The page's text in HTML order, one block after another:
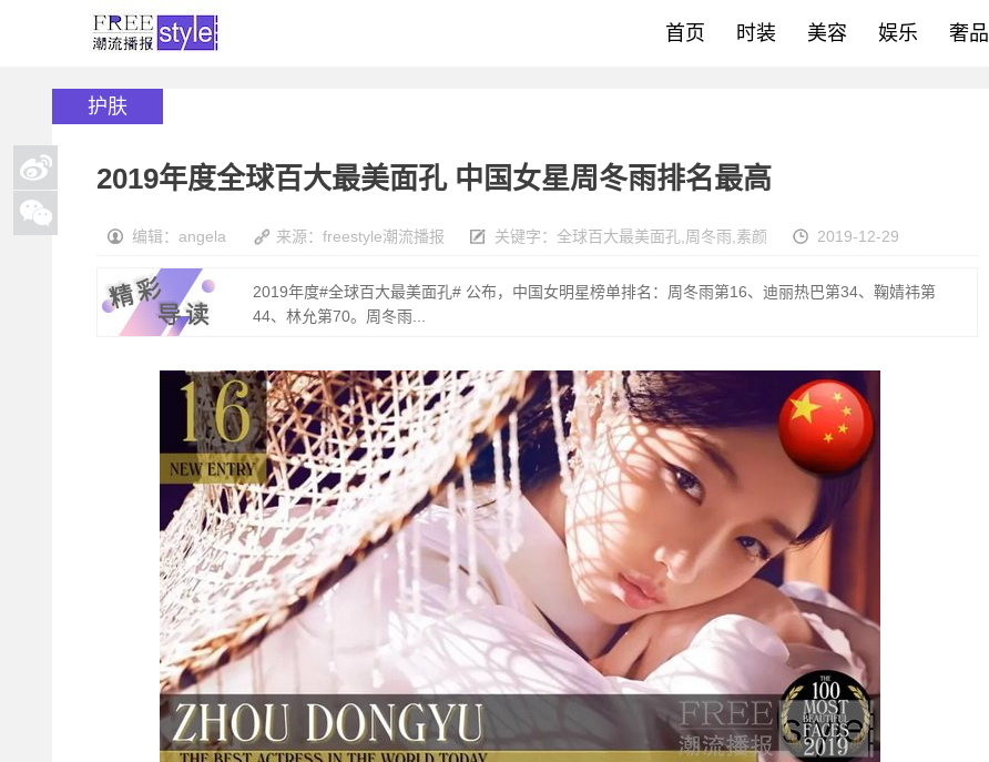
首页 时装 美容 娱乐 奢品
护肤
2019年度全球百大最美面孔 中国女星周冬雨排名最高
编辑：angela 来源：freestyle潮流播报 关键字： 全球百大最美面孔 周冬雨 素颜 2019-12-29
2019年度#全球百大最美面孔# 公布，中国女明星榜单排名：周冬雨第16、迪丽热巴第34、鞠婧祎第
44、林允第70。周冬雨...